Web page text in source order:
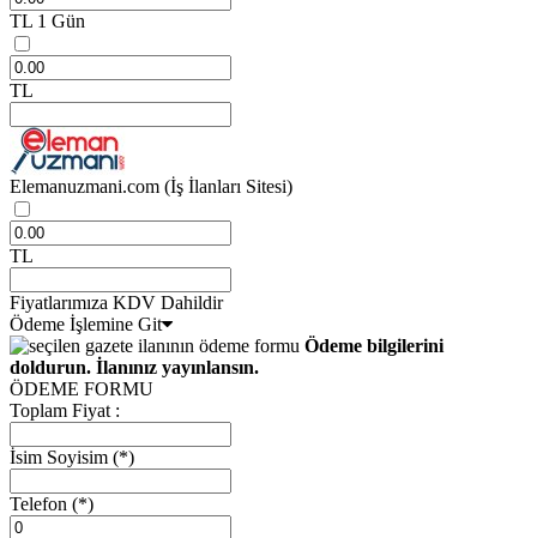
TL 1 Gün
TL
Elemanuzmani.com (İş İlanları Sitesi)
TL
Fiyatlarımıza KDV Dahildir
Ödeme İşlemine Git
Ödeme bilgilerini
doldurun. İlanınız yayınlansın.
ÖDEME FORMU
Toplam Fiyat :
İsim Soyisim (*)
Telefon (*)